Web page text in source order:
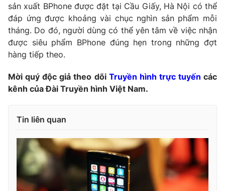
Thị trường 24h Tấm lòng Việt
VTV4
VTV9 VTV8
THỜI BÁO VTV
sản xuất BPhone được đặt tại Cầu Giấy, Hà Nội có thể
đáp ứng được khoảng vài chục nghìn sản phẩm mỗi
tháng. Do đó, người dùng có thể yên tâm về việc nhận
được siêu phẩm BPhone đúng hẹn trong những đợt
hàng tiếp theo.
Mời quý độc giả theo dõi Truyền hình trực tuyến các
kênh của Đài Truyền hình Việt Nam.
Tin liên quan